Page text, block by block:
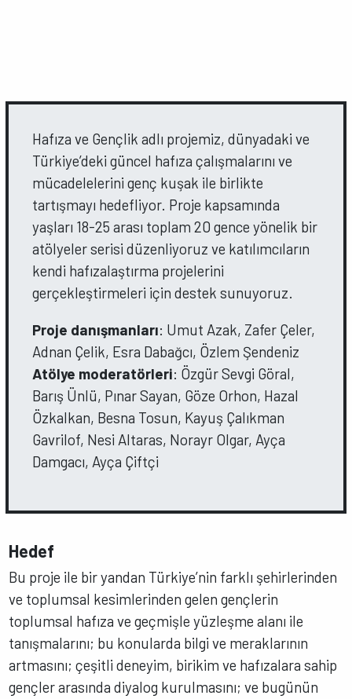
Hafıza ve Gençlik adlı projemiz, dünyadaki ve
Türkiye’deki güncel hafıza çalışmalarını ve
mücadelelerini genç kuşak ile birlikte
tartışmayı hedefliyor. Proje kapsamında
yaşları 18-25 arası toplam 20 gence yönelik bir
atölyeler serisi düzenliyoruz ve katılımcıların
kendi hafızalaştırma projelerini
gerçekleştirmeleri için destek sunuyoruz.
Proje danışmanları: Umut Azak, Zafer Çeler,
Adnan Çelik, Esra Dabağcı, Özlem Şendeniz
Atölye moderatörleri: Özgür Sevgi Göral,
Barış Ünlü, Pınar Sayan, Göze Orhon, Hazal
Özkalkan, Besna Tosun, Kayuş Çalıkman
Gavrilof, Nesi Altaras, Norayr Olgar, Ayça
Damgacı, Ayça Çiftçi
Hedef
Bu proje ile bir yandan Türkiye’nin farklı şehirlerinden
ve toplumsal kesimlerinden gelen gençlerin
toplumsal hafıza ve geçmişle yüzleşme alanı ile
tanışmalarını; bu konularda bilgi ve meraklarının
artmasını; çeşitli deneyim, birikim ve hafızalara sahip
gençler arasında diyalog kurulmasını; ve bugünün